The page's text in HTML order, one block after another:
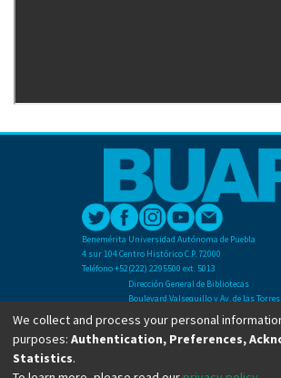
Benemérita Universidad Autónoma de Puebla
4 sur 104 Centro Histórico C.P. 72000
Teléfono +52(222) 2295500 ext. 5013
Dirección General de Bibliotecas
Boulevard Valsequillo y Av. de las Torres
Ciudad Universitaria. Col. San Manuel
C.P. 72570
Teléfono +52 (222) 2295500 Ext 2901
We collect and process your personal
purposes: Authentication, Preferences,
Statistics.